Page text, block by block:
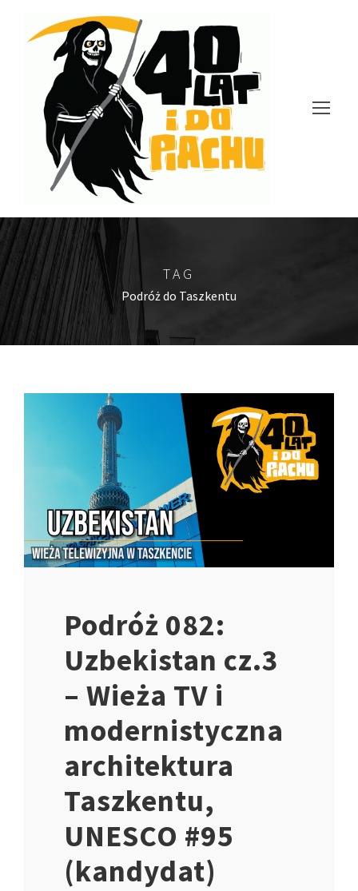
TAG
Podróż do Taszkentu
Podróż 082:
Uzbekistan cz.3
– Wieża TV i
modernistyczna
architektura
Taszkentu,
UNESCO #95
(kandydat)